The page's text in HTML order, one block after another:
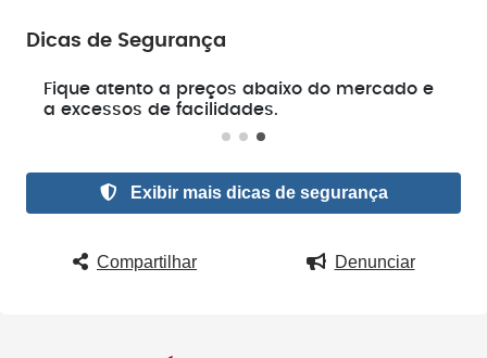
Dicas de Segurança
Fique atento a preços abaixo do mercado e
a excessos de facilidades.
Exibir mais dicas de segurança
Compartilhar Denunciar